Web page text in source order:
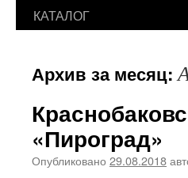
КАТАЛОГ
Архив за месяц:
«Пироград»
Опубликовано 29.08.2018